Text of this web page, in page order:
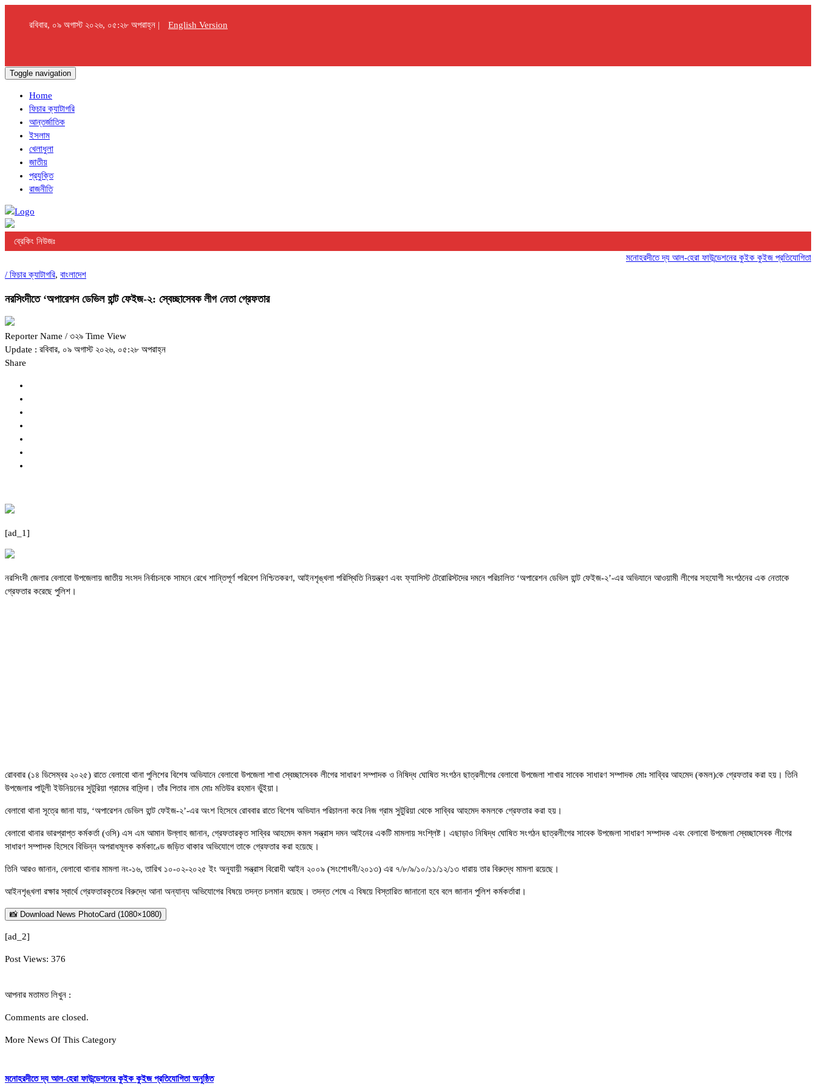
রবিবার, ০৯ অগাস্ট ২০২৬, ০৫:২৮ অপরাহ্ন | English Version
Toggle navigation
Home
ফিচার ক্যাটাগরি
আন্তর্জাতিক
ইসলাম
খেলাধুলা
জাতীয়
প্রযুক্তি
রাজনীতি
ব্রেকিং নিউজঃ
মনোহরদীতে দ্য আল-হেরা ফাউন্ডেশনের কুইক কুইজ প্রতিযোগিতা অনুষ্ঠিত
/ ফিচার ক্যাটাগরি, বাংলাদেশ
নরসিংদীতে ‘অপারেশন ডেভিল হান্ট ফেইজ-২: স্বেচ্ছাসেবক লীগ নেতা গ্রেফতার
Reporter Name / ৩২৯ Time View
Update : রবিবার, ০৯ অগাস্ট ২০২৬, ০৫:২৮ অপরাহ্ন
Share
[ad_1]
নরসিংদী জেলার বেলাবো উপজেলায় জাতীয় সংসদ নির্বাচনকে সামনে রেখে শান্তিপূর্ণ পরিবেশ নিশ্চিতকরণ, আইনশৃঙ্খলা পরিস্থিতি নিয়ন্ত্রণ এবং ফ্যাসিস্ট টেরোরিস্টদের দমনে পরিচালিত ‘অপারেশন ডেভিল হান্ট ফেইজ-২’-এর অভিযানে আওয়ামী লীগের সহযোগী সংগঠনের এক নেতাকে
গ্রেফতার করেছে পুলিশ।
রোববার (১৪ ডিসেম্বর ২০২৫) রাতে বেলাবো থানা পুলিশের বিশেষ অভিযানে বেলাবো উপজেলা শাখা স্বেচ্ছাসেবক লীগের সাধারণ সম্পাদক ও নিষিদ্ধ ঘোষিত সংগঠন ছাত্রলীগের বেলাবো উপজেলা শাখার সাবেক সাধারণ সম্পাদক মোঃ সাব্বির আহমেদ (কমল)কে গ্রেফতার করা হয়। তিনি
উপজেলার পাটুলী ইউনিয়নের সুটুরিয়া গ্রামের বাসিন্দা। তাঁর পিতার নাম মোঃ মতিউর রহমান ভুঁইয়া।
বেলাবো থানা সূত্রে জানা যায়, ‘অপারেশন ডেভিল হান্ট ফেইজ-২’-এর অংশ হিসেবে রোববার রাতে বিশেষ অভিযান পরিচালনা করে নিজ গ্রাম সুটুরিয়া থেকে সাব্বির আহমেদ কমলকে গ্রেফতার করা হয়।
বেলাবো থানার ভারপ্রাপ্ত কর্মকর্তা (ওসি) এস এম আমান উল্লাহ জানান, গ্রেফতারকৃত সাব্বির আহমেদ কমল সন্ত্রাস দমন আইনের একটি মামলায় সংশ্লিষ্ট। এছাড়াও নিষিদ্ধ ঘোষিত সংগঠন ছাত্রলীগের সাবেক উপজেলা সাধারণ সম্পাদক এবং বেলাবো উপজেলা স্বেচ্ছাসেবক লীগের
সাধারণ সম্পাদক হিসেবে বিভিন্ন অপরাধমূলক কর্মকাণ্ডে জড়িত থাকার অভিযোগে তাকে গ্রেফতার করা হয়েছে।
তিনি আরও জানান, বেলাবো থানার মামলা নং-১৬, তারিখ ১০-০২-২০২৫ ইং অনুযায়ী সন্ত্রাস বিরোধী আইন ২০০৯ (সংশোধনী/২০১৩) এর ৭/৮/৯/১০/১১/১২/১৩ ধারায় তার বিরুদ্ধে মামলা রয়েছে।
আইনশৃঙ্খলা রক্ষার স্বার্থে গ্রেফতারকৃতের বিরুদ্ধে আনা অন্যান্য অভিযোগের বিষয়ে তদন্ত চলমান রয়েছে। তদন্ত শেষে এ বিষয়ে বিস্তারিত জানানো হবে বলে জানান পুলিশ কর্মকর্তারা।
📸 Download News PhotoCard (1080×1080)
[ad_2]
Post Views: 376
আপনার মতামত লিখুন :
Comments are closed.
More News Of This Category
মনোহরদীতে দ্য আল-হেরা ফাউন্ডেশনের কুইক কুইজ প্রতিযোগিতা অনুষ্ঠিত